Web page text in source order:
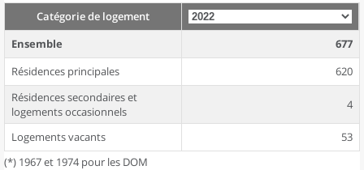
Catégorie de logement
Ensemble
677
Résidences principales
620
Résidences secondaires et
logements occasionnels
4
Logements vacants
53
(*) 1967 et 1974 pour les DOM